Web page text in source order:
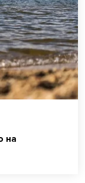
на